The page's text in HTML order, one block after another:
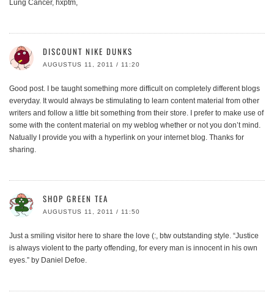
Lung Cancer, hxptm,
DISCOUNT NIKE DUNKS
AUGUSTUS 11, 2011 / 11:20
Good post. I be taught something more difficult on completely different blogs
everyday. It would always be stimulating to learn content material from other
writers and follow a little bit something from their store. I prefer to make use of
some with the content material on my weblog whether or not you don’t mind.
Natually I provide you with a hyperlink on your internet blog. Thanks for
sharing.
SHOP GREEN TEA
AUGUSTUS 11, 2011 / 11:50
Just a smiling visitor here to share the love (:, btw outstanding style. “Justice
is always violent to the party offending, for every man is innocent in his own
eyes.” by Daniel Defoe.